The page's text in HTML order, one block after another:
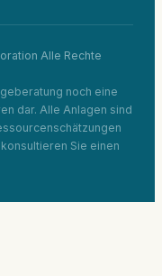
Alle Rechte
noch eine
dar. Alle Anlagen sind
Sie einen